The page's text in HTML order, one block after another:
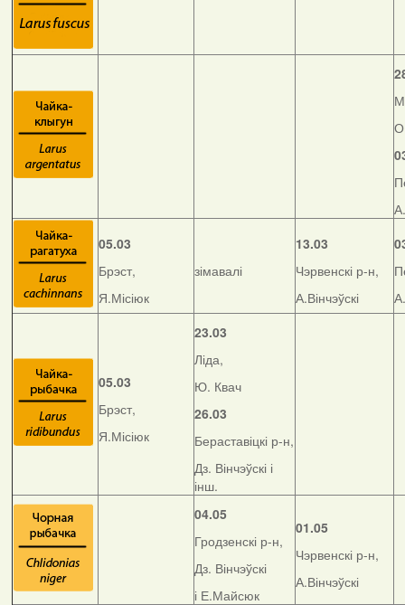
05.03
Брэст,
Я.Місіюк
зімавалі
13.03
Чэрвенскі р-н,
А.Вінчэўскі
05.03
Брэст,
Я.Місіюк
23.03
Ліда,
Ю. Квач
26.03
Бераставіцкі р-н,
Дз. Вінчэўскі і
інш.
04.05
Гродзенскі р-н,
Дз. Вінчэўскі
і Е.Майсюк
01.05
Чэрвенскі р-н,
А.Вінчэўскі